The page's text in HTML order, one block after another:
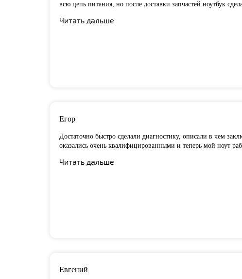
всю цепь питания, но после доставки запчастей ноутбук
Читать дальше
Егор
Достаточно быстро сделали диагностику, описали в чем
оказались очень квалифицированными и теперь мой ноут
Читать дальше
Евгений